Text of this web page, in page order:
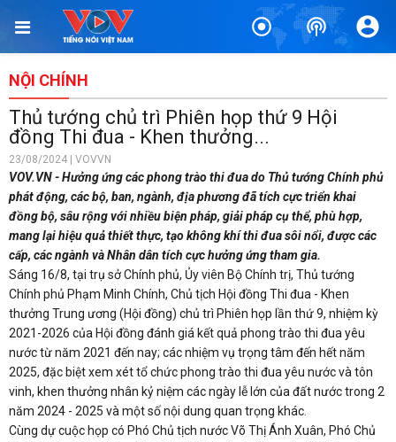
NỘI CHÍNH
Thủ tướng chủ trì Phiên họp thứ 9 Hội
đồng Thi đua - Khen thưởng...
23/08/2024 | VOVVN
VOV.VN - Hưởng ứng các phong trào thi đua do Thủ tướng Chính phủ
phát động, các bộ, ban, ngành, địa phương đã tích cực triển khai
đồng bộ, sâu rộng với nhiều biện pháp, giải pháp cụ thể, phù hợp,
mang lại hiệu quả thiết thực, tạo không khí thi đua sôi nổi, được các
cấp, các ngành và Nhân dân tích cực hưởng ứng tham gia.
Sáng 16/8, tại trụ sở Chính phủ, Ủy viên Bộ Chính trị, Thủ tướng
Chính phủ Phạm Minh Chính, Chủ tịch Hội đồng Thi đua - Khen
thưởng Trung ương (Hội đồng) chủ trì Phiên họp lần thứ 9, nhiệm kỳ
2021-2026 của Hội đồng đánh giá kết quả phong trào thi đua yêu
nước từ năm 2021 đến nay; các nhiệm vụ trọng tâm đến hết năm
2025, đặc biệt xem xét tổ chức phong trào thi đua yêu nước và tôn
vinh, khen thưởng nhân kỷ niệm các ngày lễ lớn của đất nước trong 2
năm 2024 - 2025 và một số nội dung quan trọng khác.
Cùng dự cuộc họp có Phó Chủ tịch nước Võ Thị Ánh Xuân, Phó Chủ